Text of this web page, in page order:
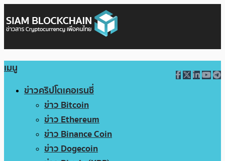
เมนู
ข่าวคริปโตเคอเรนซี่
ข่าว Bitcoin
ข่าว Ethereum
ข่าว Binance Coin
ข่าว Dogecoin